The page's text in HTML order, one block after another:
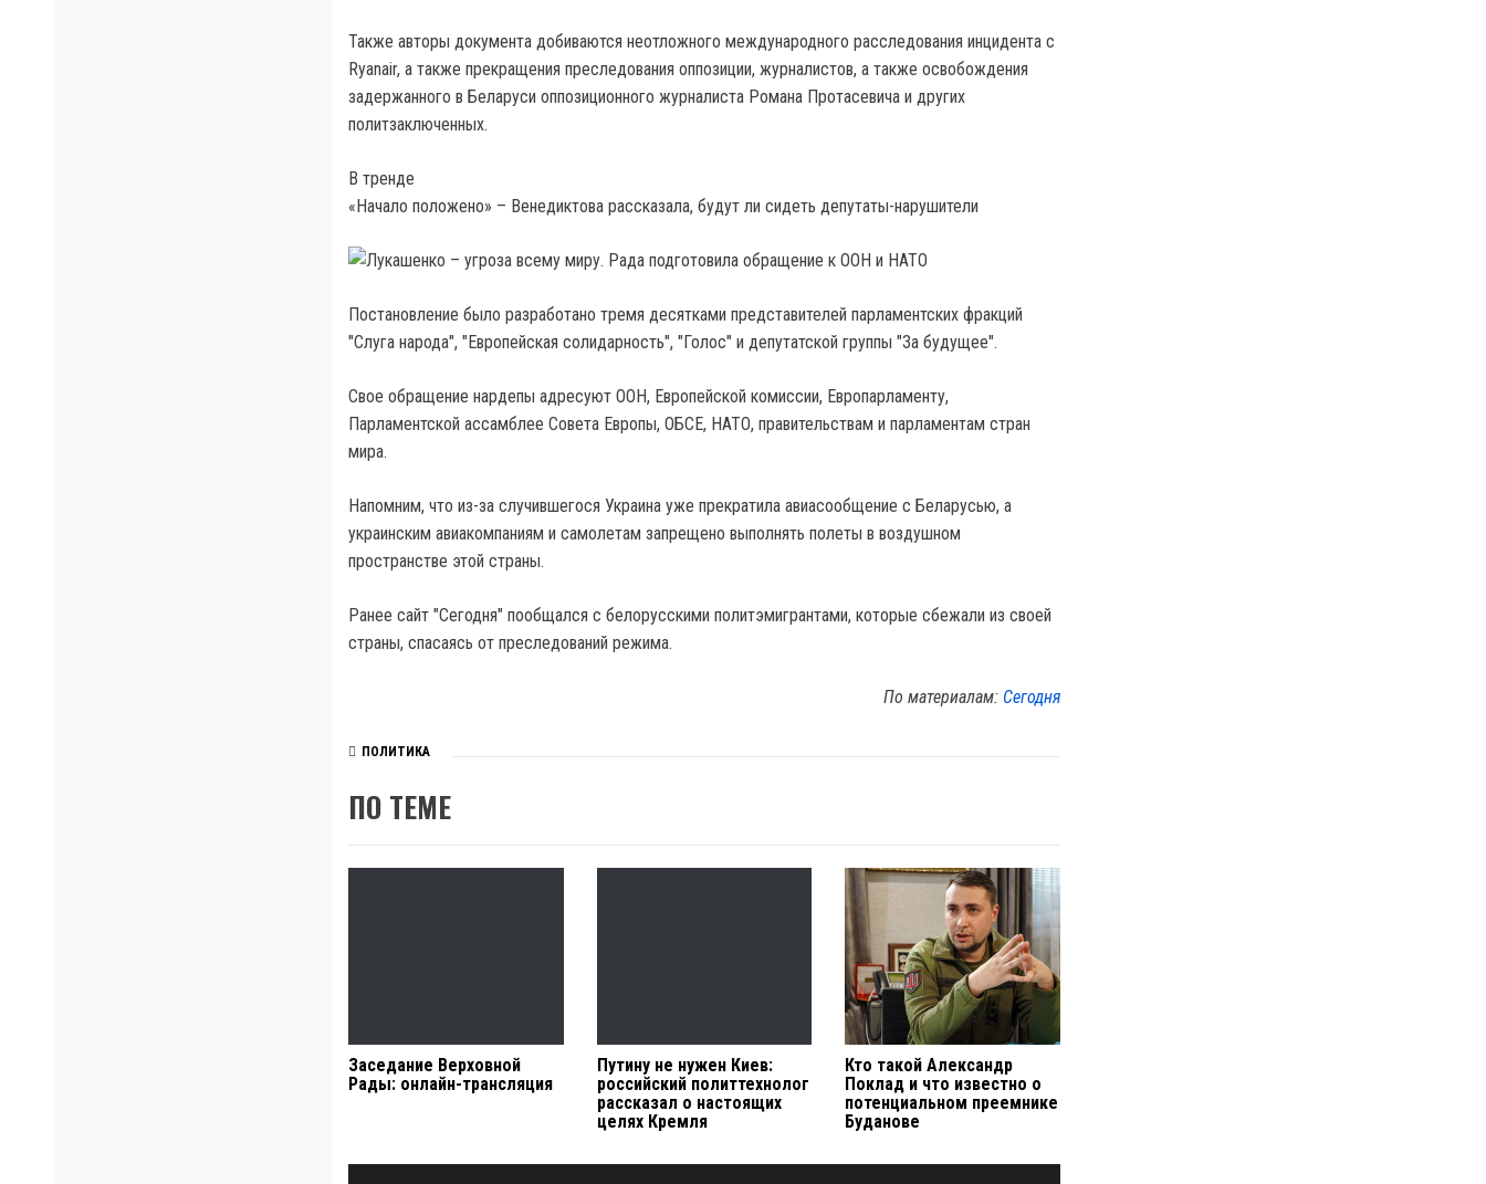
Также авторы документа добиваются неотложного международного расследования инцидента с
Ryanair, а также прекращения преследования оппозиции, журналистов, а также освобождения
задержанного в Беларуси оппозиционного журналиста Романа Протасевича и других
политзаключенных.
В тренде
«Начало положено» – Венедиктова рассказала, будут ли сидеть депутаты-нарушители
Постановление было разработано тремя десятками представителей парламентских фракций
"Слуга народа", "Европейская солидарность", "Голос" и депутатской группы "За будущее".
Свое обращение нардепы адресуют ООН, Европейской комиссии, Европарламенту,
Парламентской ассамблее Совета Европы, ОБСЕ, НАТО, правительствам и парламентам стран
мира.
Напомним, что из-за случившегося Украина уже прекратила авиасообщение с Беларусью, а
украинским авиакомпаниям и самолетам запрещено выполнять полеты в воздушном
пространстве этой страны.
Ранее сайт "Сегодня" пообщался с белорусскими политэмигрантами, которые сбежали из своей
страны, спасаясь от преследований режима.
По материалам: Сегодня
ПОЛИТИКА
ПО ТЕМЕ
Заседание Верховной
Рады: онлайн-трансляция
Путину не нужен Киев:
российский политтехнолог
рассказал о настоящих
целях Кремля
Кто такой Александр
Поклад и что известно о
потенциальном преемнике
Буданове